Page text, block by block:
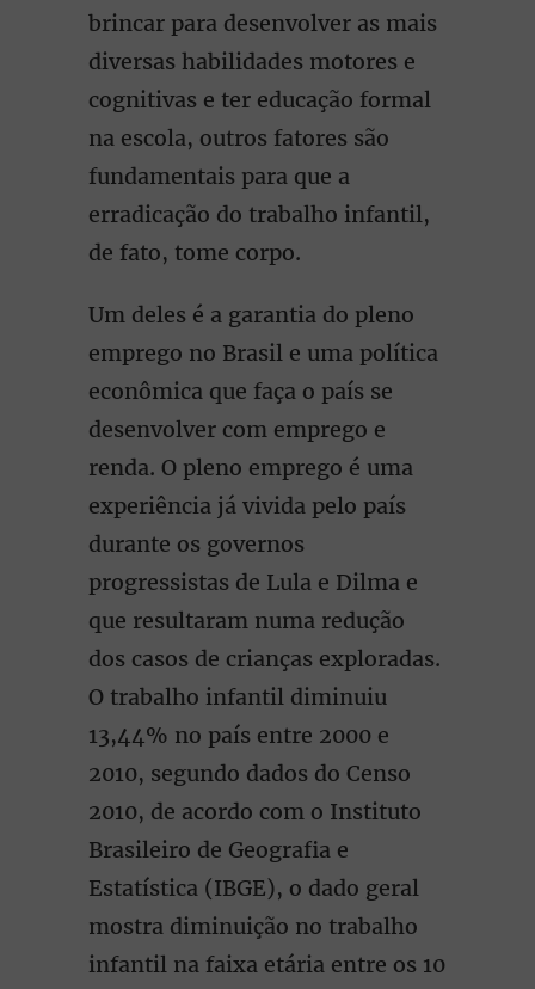
brincar para desenvolver as mais
diversas habilidades motores e
cognitivas e ter educação formal
na escola, outros fatores são
fundamentais para que a
erradicação do trabalho infantil,
de fato, tome corpo.
Um deles é a garantia do pleno
emprego no Brasil e uma política
econômica que faça o país se
desenvolver com emprego e
renda. O pleno emprego é uma
experiência já vivida pelo país
durante os governos
progressistas de Lula e Dilma e
que resultaram numa redução
dos casos de crianças exploradas.
O trabalho infantil diminuiu
13,44% no país entre 2000 e
2010, segundo dados do Censo
2010, de acordo com o Instituto
Brasileiro de Geografia e
Estatística (IBGE), o dado geral
mostra diminuição no trabalho
infantil na faixa etária entre os 10